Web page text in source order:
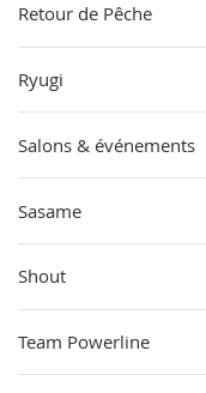
Retour de Pêche
Ryugi
Salons & événements
Sasame
Shout
Team Powerline